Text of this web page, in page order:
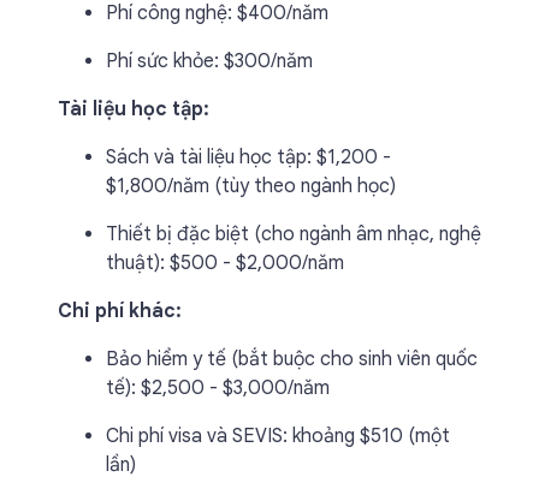
Phí công nghệ: $400/năm
Phí sức khỏe: $300/năm
Tài liệu học tập:
Sách và tài liệu học tập: $1,200 -
$1,800/năm (tùy theo ngành học)
Thiết bị đặc biệt (cho ngành âm nhạc, nghệ
thuật): $500 - $2,000/năm
Chi phí khác:
Bảo hiểm y tế (bắt buộc cho sinh viên quốc
tế): $2,500 - $3,000/năm
Chi phí visa và SEVIS: khoảng $510 (một
lần)